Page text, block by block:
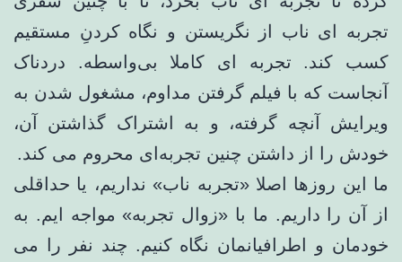
تجربه ای ناب از نگریستن و نگاه کردنِ مستقیم
کسب کند. تجربه ای کاملا بی‌واسطه. دردناک
آنجاست که با فیلم گرفتن مداوم، مشغول شدن به
ویرایش آنچه گرفته، و به اشتراک گذاشتن آن،
خودش را از داشتن چنین تجربه‌ای محروم می کند.
ما این روزها اصلا «تجربه ناب» نداریم، یا حداقلی
از آن را داریم. ما با «زوال تجربه» مواجه ایم. به
خودمان و اطرافیانمان نگاه کنیم. چند نفر را می